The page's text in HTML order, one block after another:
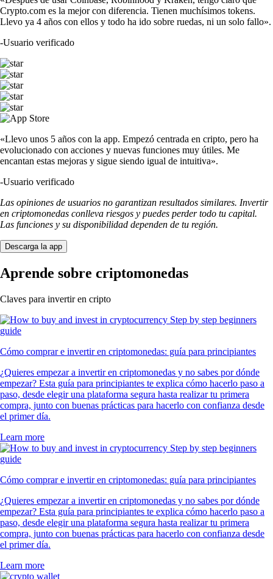
Crypto.com es la mejor con diferencia. Tienen muchísimos tokens.
Llevo ya 4 años con ellos y todo ha ido sobre ruedas, ni un solo fallo».
-Usuario verificado
«Llevo unos 5 años con la app. Empezó centrada en cripto, pero ha
evolucionado con acciones y nuevas funciones muy útiles. Me
encantan estas mejoras y sigue siendo igual de intuitiva».
-Usuario verificado
Las opiniones de usuarios no garantizan resultados similares. Invertir
en criptomonedas conlleva riesgos y puedes perder todo tu capital.
Las funciones y su disponibilidad dependen de tu región.
Descarga la app
Aprende sobre criptomonedas
Claves para invertir en cripto
Cómo comprar e invertir en criptomonedas: guía para principiantes
¿Quieres empezar a invertir en criptomonedas y no sabes por dónde
empezar? Esta guía para principiantes te explica cómo hacerlo paso a
paso, desde elegir una plataforma segura hasta realizar tu primera
compra, junto con buenas prácticas para hacerlo con confianza desde
el primer día.
Learn more
Cómo comprar e invertir en criptomonedas: guía para principiantes
¿Quieres empezar a invertir en criptomonedas y no sabes por dónde
empezar? Esta guía para principiantes te explica cómo hacerlo paso a
paso, desde elegir una plataforma segura hasta realizar tu primera
compra, junto con buenas prácticas para hacerlo con confianza desde
el primer día.
Learn more